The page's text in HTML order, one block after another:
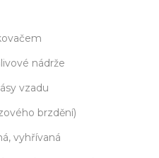
nádrže
vzadu
brzdění)
vyhřívaná